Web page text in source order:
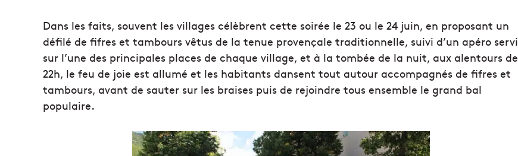
Dans les faits, souvent les villages célèbrent cette soirée le 23 ou le 24 juin, en proposant un
défilé de fifres et tambours vêtus de la tenue provençale traditionnelle, suivi d’un apéro servi
sur l’une des principales places de chaque village, et à la tombée de la nuit, aux alentours de
22h, le feu de joie est allumé et les habitants dansent tout autour accompagnés de fifres et
tambours, avant de sauter sur les braises puis de rejoindre tous ensemble le grand bal
populaire.